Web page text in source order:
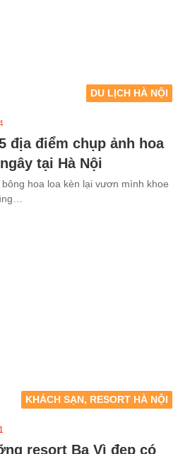
DU LỊCH HÀ NỘI
địa điểm chụp ảnh hoa
tại Hà Nội
hoa loa kèn lại vươn mình khoe
KHÁCH SẠN, RESORT HÀ NỘI
resort Ba Vì đẹp có